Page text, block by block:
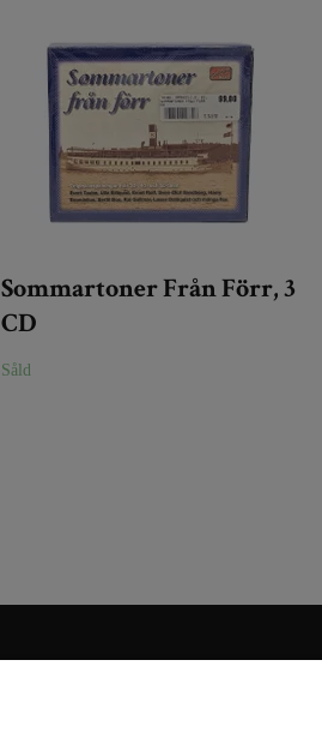
Sommartoner Från Förr, 3
CD
Såld